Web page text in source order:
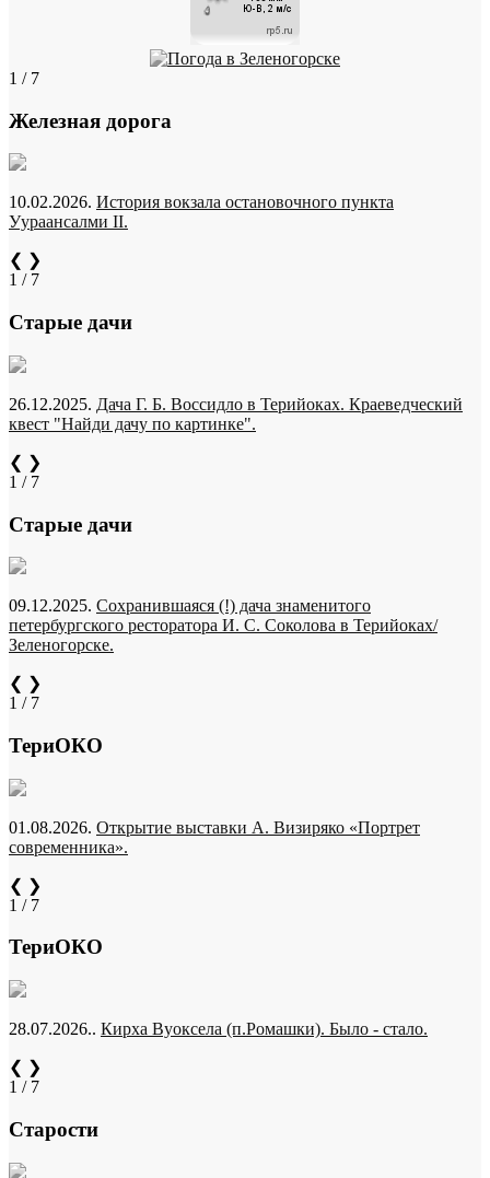
1 / 7
Железная дорога
10.02.2026. История вокзала остановочного пункта
Уураансалми II.
❮ ❯
1 / 7
Старые дачи
26.12.2025. Дача Г. Б. Воссидло в Терийоках. Краеведческий
квест "Найди дачу по картинке".
❮ ❯
1 / 7
Старые дачи
09.12.2025. Сохранившаяся (!) дача знаменитого
петербургского ресторатора И. С. Соколова в Терийоках/
Зеленогорске.
❮ ❯
1 / 7
ТериОКО
01.08.2026. Открытие выставки А. Визиряко «Портрет
современника».
❮ ❯
1 / 7
ТериОКО
28.07.2026.. Кирха Вуоксела (п.Ромашки). Было - стало.
❮ ❯
1 / 7
Старости